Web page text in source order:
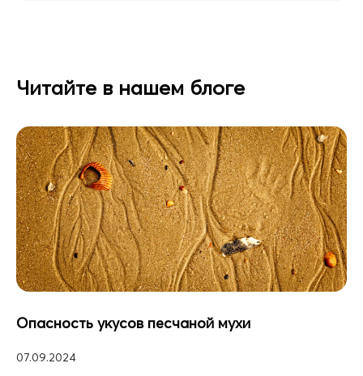
Читайте в нашем блоге
Опасность укусов песчаной мухи
07.09.2024